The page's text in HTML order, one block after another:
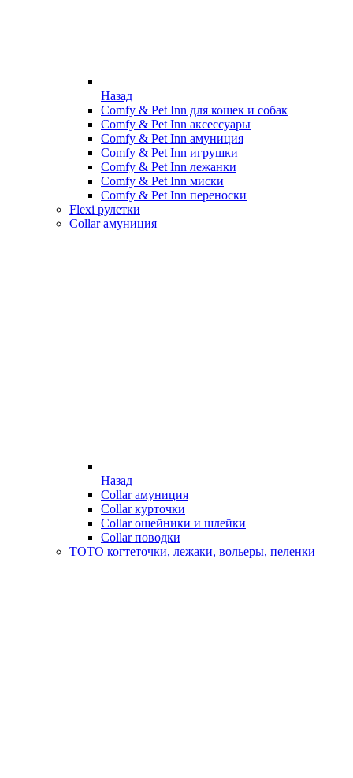
Назад
Comfy & Pet Inn для кошек и собак
Comfy & Pet Inn аксессуары
Comfy & Pet Inn амуниция
Comfy & Pet Inn игрушки
Comfy & Pet Inn лежанки
Comfy & Pet Inn миски
Comfy & Pet Inn переноски
Flexi рулетки
Collar амуниция
Назад
Collar амуниция
Collar курточки
Collar ошейники и шлейки
Collar поводки
ТОТО когтеточки, лежаки, вольеры, пеленки